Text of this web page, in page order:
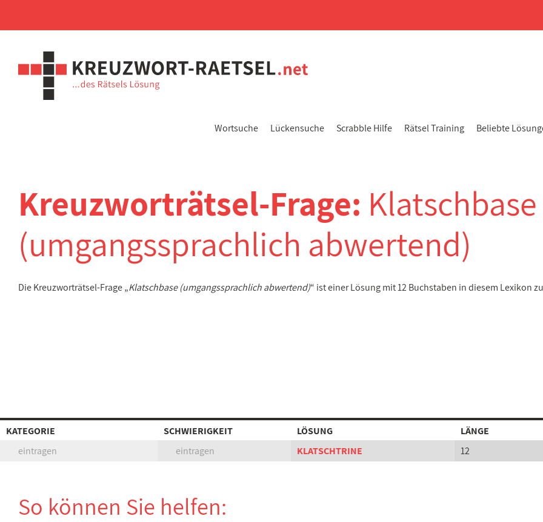
Wortsuche Lückensuche Scrabble Hilfe Rätsel Training Beliebte
Kreuzworträtsel-Frage: Klatschbase
(umgangssprachlich abwertend)
Die Kreuzworträtsel-Frage „Klatschbase (umgangssprachlich abwertend)“ ist einer Lösung mit 12 Buchstaben in diesem Lexikon
KATEGORIE SCHWIERIGKEIT LÖSUNG
LÄNGE
eintragen
eintragen KLATSCHTRINE 12
So können Sie helfen: